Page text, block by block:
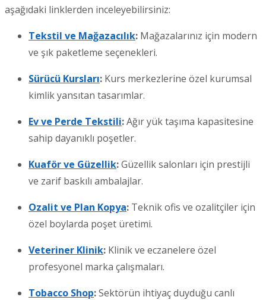
aşağıdaki linklerden inceleyebilirsiniz:
Tekstil ve Mağazacılık: Mağazalarınız için modern
ve şık paketleme seçenekleri.
Sürücü Kursları: Kurs merkezlerine özel kurumsal
kimlik yansıtan tasarımlar.
Ev ve Perde Tekstili:Ağır yük taşıma kapasitesine
sahip dayanıklı poşetler.
Kuaför ve Güzellik:Güzellik salonları için prestijli
ve zarif baskılı ambalajlar.
Ozalit ve Plan Kopya: Teknik ofis ve ozalitçiler için
özel boylarda poşet üretimi.
Veteriner Klinik: Klinik ve eczanelere özel
profesyonel marka çalışmaları.
Tobacco Shop:Sektörün ihtiyaç duyduğu canlı